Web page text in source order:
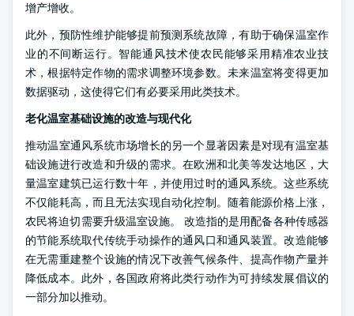
增产增收。
此外，预防性维护能够提前预测系统故障，有助于确保温室作
业的不间断运行。智能通风技术使农民能够采用精准农业技
术，根据特定作物的需求调整环境参数。未来温室将变得更加
数据驱动，这使得它们有必要采用此类技术。
老化温室基础设施的改造与现代化
推动温室通风系统市场增长的另一个显著因素是对现有温室基
础设施进行改造和升级的需求。在欧洲和北美等发达地区，大
量温室建筑已运行数十年，并使用过时的通风系统。这些系统
不仅能耗高，而且无法实现自动化控制。随着能源价格上涨，
农民将迫切需要升级温室设施。
改造指的是用配备各种传感器
的节能系统取代传统手动操作的通风口和通风装置。改造能够
在无需重建整个设施的情况下改善气候条件、提高作物产量并
降低成本。此外，各国政府将此类行动作为可持续发展倡议的
一部分加以推动。